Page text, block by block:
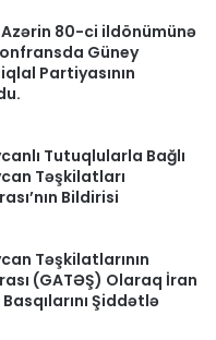
80-ci ildönümünə
Güney
Partiyasının
Tutuqlularla Bağlı
Təşkilatları
Bildirisi
Təşkilatlarının
(GATƏŞ) Olaraq İran
Şiddətlə